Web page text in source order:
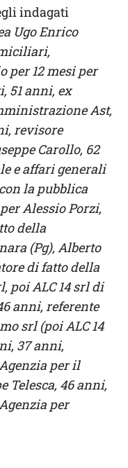
indagati
Ugo Enrico
12 mesi per
51 anni, ex
Ast,
revisore
Carollo, 62
e affari generali
la pubblica
Alessio Porzi,
della
(Pg), Alberto
di fatto della
poi ALC 14 srl di
anni, referente
srl (poi ALC 14
37 anni,
per il
Telesca, 46 anni,
per